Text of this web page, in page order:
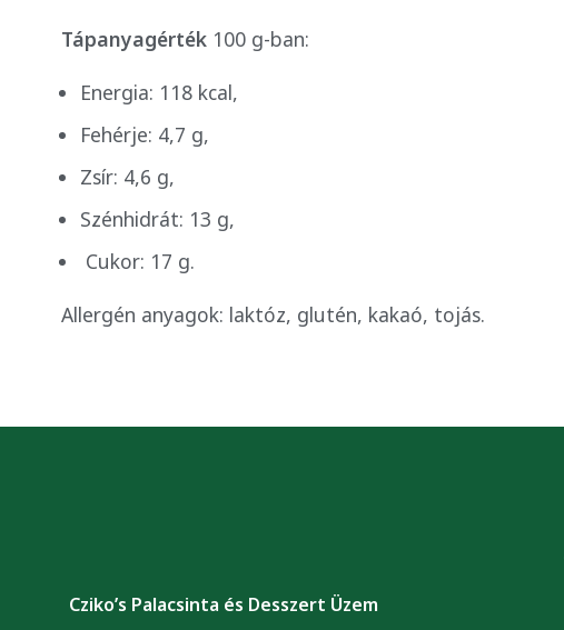
Tápanyagérték 100 g-ban:
Energia: 118 kcal,
Fehérje: 4,7 g,
Zsír: 4,6 g,
Szénhidrát: 13 g,
Cukor: 17 g.
Allergén anyagok: laktóz, glutén, kakaó, tojás.
Cziko’s Palacsinta és Desszert Üzem